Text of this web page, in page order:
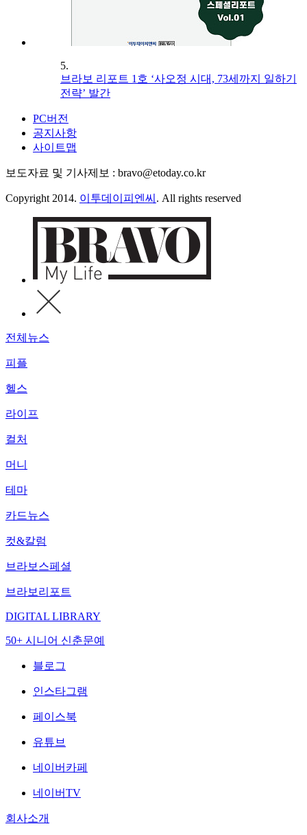
5.
브라보 리포트 1호 ‘사오정 시대, 73세까지 일하기
전략’ 발간
PC버전
공지사항
사이트맵
보도자료 및 기사제보 : bravo@etoday.co.kr
Copyright 2014. 이투데이피엔씨 . All rights reserved
전체뉴스
피플
헬스
라이프
컬처
머니
테마
카드뉴스
컷&칼럼
브라보스페셜
브라보리포트
DIGITAL LIBRARY
50+ 시니어 신춘문예
블로그
인스타그램
페이스북
유튜브
네이버카페
네이버TV
회사소개